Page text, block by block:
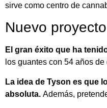
sirve como centro de
Nuevo
El gran éxito que ha
los guantes con 54 años
La idea de Tyson es que
absoluta. Además,